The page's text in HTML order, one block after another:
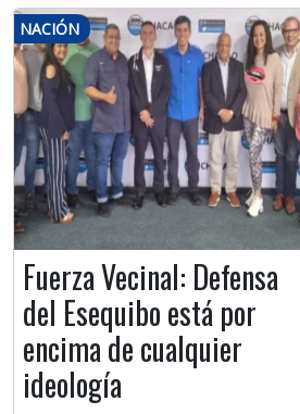
NACIÓN
Fuerza Vecinal: Defensa
del Esequibo está por
encima de cualquier
ideología